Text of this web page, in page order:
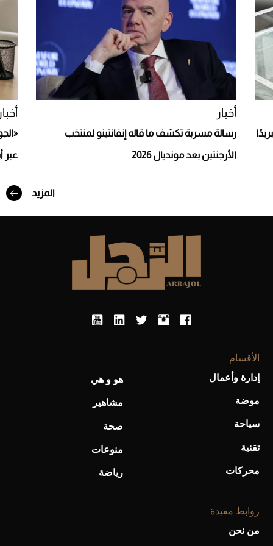
Aston Martin Valiant: على هوى الأبطال
أفضل تدريج للشعر الطويل لإطلالة جريئة وعصرية
أحذية Mary Jane: ترف وأناقة للرجال
أخبار
رسالة مسربة تكشف ما قاله إنفانتينو لمنتخب
الأرجنتين بعد مونديال 2026 عبر
المزيد
الأقسام
إدارة وأعمال
موضة
سياحة
تقنية
محركات
هو و هي
مشاهير
صحة
منوعات
رياضة
روابط مفيدة
من نحن